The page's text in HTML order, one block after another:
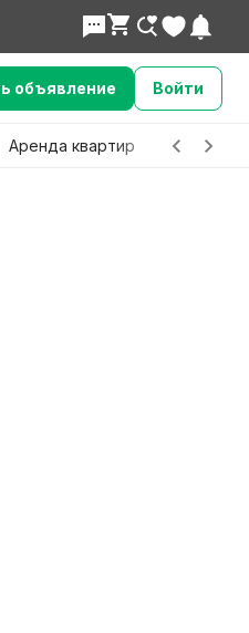
объявление Войти
Аренда квартир Детские